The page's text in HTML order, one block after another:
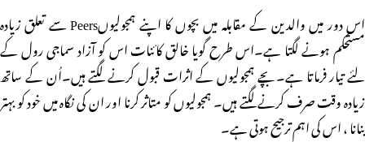
اس دور میں والدین کے مقابلہ میں بچوں کا اپنے ہمجولیوںPeers سے تعلق زیادہ
مستحکم ہونے لگتا ہے۔اس طرح گویا خالق کائنات اس کو آزاد سماجی رول کے
لئے تیار فرماتا ہے۔بچے ہمجولیوں کے اثرات قبول کرنے لگتے ہیں۔اُن کے ساتھ
زیادہ وقت صرف کرنے لگتے ہیں۔ ہمجولیوں کو متاثر کرنا اور ان کی نگاہ میں خود کو بہتر
بنانا ، اس کی اہم ترجیح ہوتی ہے۔